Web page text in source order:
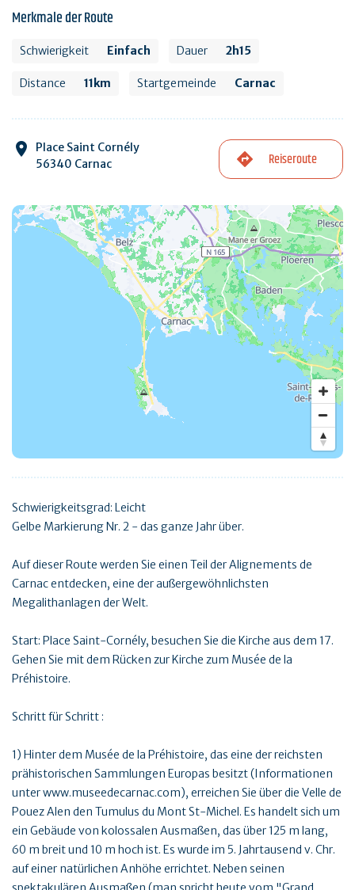
Merkmale der Route
Schwierigkeit Einfach Dauer 2h15
Distance 11km Startgemeinde Carnac
Place Saint Cornély
56340 Carnac
Reiseroute
Schwierigkeitsgrad: Leicht
Gelbe Markierung Nr. 2 - das ganze Jahr über.
Auf dieser Route werden Sie einen Teil der Alignements de
Carnac entdecken, eine der außergewöhnlichsten
Megalithanlagen der Welt.
Start: Place Saint-Cornély, besuchen Sie die Kirche aus dem 17.
Gehen Sie mit dem Rücken zur Kirche zum Musée de la
Préhistoire.
Schritt für Schritt :
1) Hinter dem Musée de la Préhistoire, das eine der reichsten
prähistorischen Sammlungen Europas besitzt (Informationen
unter www.museedecarnac.com), erreichen Sie über die Velle de
Pouez Alen den Tumulus du Mont St-Michel. Es handelt sich um
ein Gebäude von kolossalen Ausmaßen, das über 125 m lang,
60 m breit und 10 m hoch ist. Es wurde im 5. Jahrtausend v. Chr.
auf einer natürlichen Anhöhe errichtet. Neben seinen